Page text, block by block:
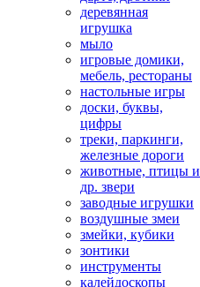
деревянная
игрушка
мыло
игровые домики,
мебель, рестораны
настольные игры
доски, буквы,
цифры
треки, паркинги,
железные дороги
животные, птицы и
др. звери
заводные игрушки
воздушные змеи
змейки, кубики
зонтики
инструменты
калейдоскопы